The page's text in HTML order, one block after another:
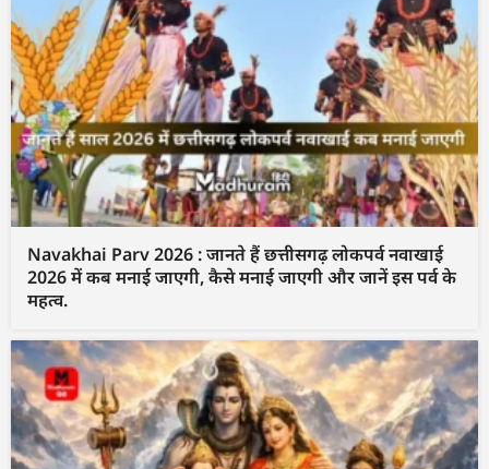
Navakhai Parv 2026 : जानते हैं छत्तीसगढ़ लोकपर्व नवाखाई
2026 में कब मनाई जाएगी, कैसे मनाई जाएगी और जानें इस पर्व के
महत्व.